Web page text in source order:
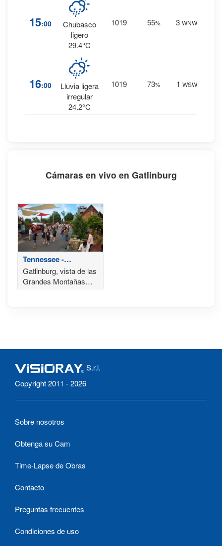
15:00
Chubasco
ligero
29.4°C
1019 55% 3 WNW
16:00
Lluvia ligera
irregular
24.2°C
1019 73% 1 WSW
Cámaras en vivo en Gatlinburg
Tennessee -
Gatlinburg
Gatlinburg, vista de las
Grandes Montañas
Humeantes en
S.r.l.
Copyright 2011 - 2026
Sobre nosotros
Obtenga su Cam
Time-Lapse de Obras
Contacto
Preguntas frecuentes
Condiciones de uso